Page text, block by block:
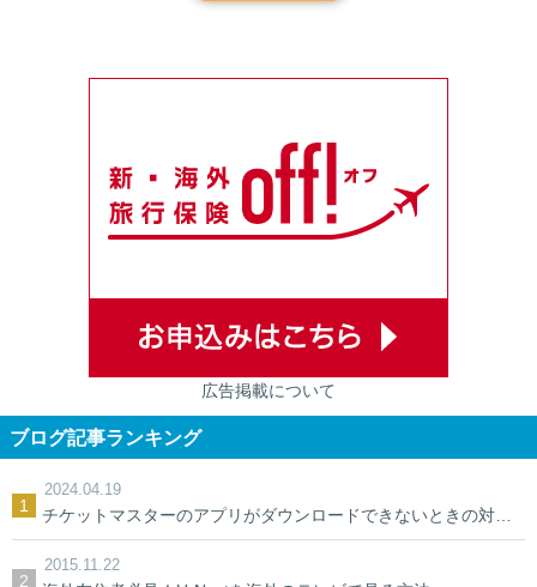
広告掲載について
ブログ記事ランキング
2024.04.19
チケットマスターのアプリがダウンロードできないときの対処法【裏ワザ】
2015.11.22